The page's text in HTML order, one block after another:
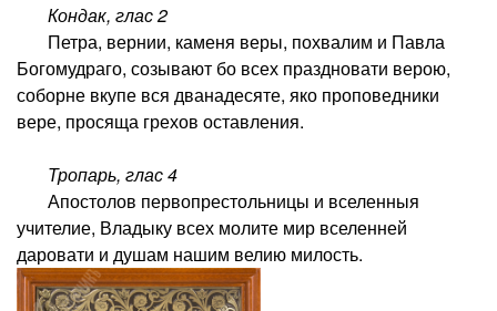
Кондак, глас 2
Петра, вернии, каменя веры, похвалим и Павла
Богомудраго, созывают бо всех праздновати верою,
соборне вкупе вся дванадесяте, яко проповедники
вере, просяща грехов оставления.
Тропарь, глас 4
Апостолов первопрестольницы и вселенныя
учителие, Владыку всех молите мир вселенней
даровати и душам нашим велию милость.